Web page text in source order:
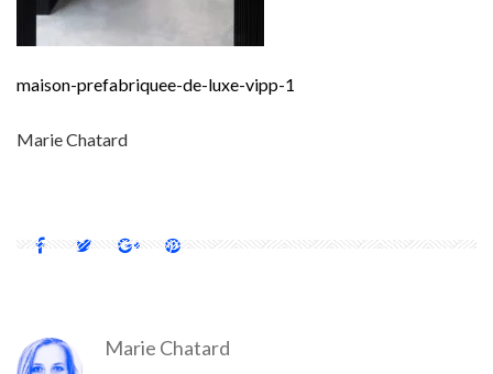
maison-prefabriquee-de-luxe-vipp-1
Marie Chatard
Marie Chatard